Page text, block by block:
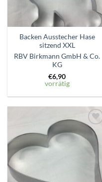
Backen Ausstecher Hase
sitzend XXL
RBV Birkmann GmbH & Co.
KG
€6,90
vorrätig
Wunschzettel
hinzufügen